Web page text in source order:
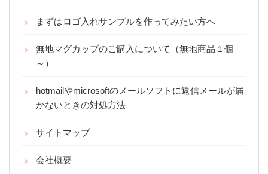
まずはロゴ入れサンプルを作ってみたい方へ
無地マグカップのご購入について（無地商品１個
～）
hotmailやmicrosoftのメールソフトに返信メールが届
かないときの対処方法
サイトマップ
会社概要